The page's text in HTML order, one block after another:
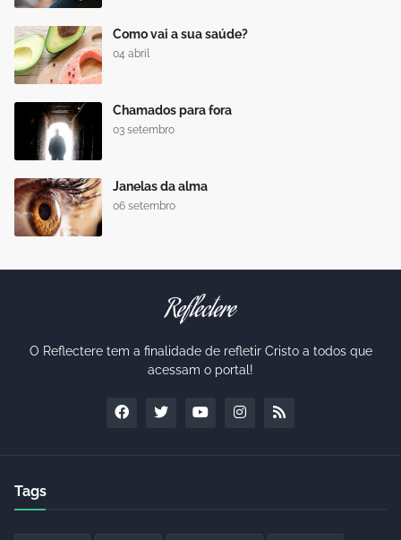
Como vai a sua saúde?
04 abril
Chamados para fora
03 setembro
Janelas da alma
06 setembro
O Reflectere tem a finalidade de refletir Cristo a todos que
acessam o portal!
Tags